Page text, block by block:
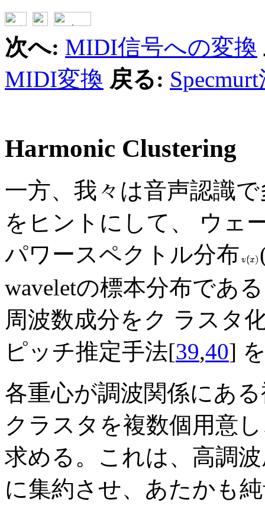
次へ: MIDI信号への変換
MIDI変換 戻る:
Harmonic Clustering
一方、我々は音声認識
をヒントにして、 ウェ
パワースペクトル分布
waveletの標本分布であ
周波数成分をク ラスタ
ピッチ推定手法[39,40]
各重心が調波関係にあ
クラスタを複数個用意
求める。これは、高調
に集約させ、あたかも